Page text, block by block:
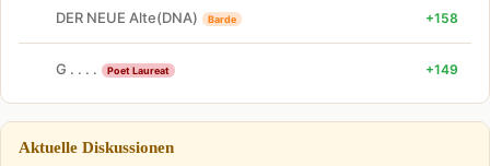
DER NEUE Alte(DNA) Barde +158
G . . . . Poet Laureat +149
Aktuelle Diskussionen